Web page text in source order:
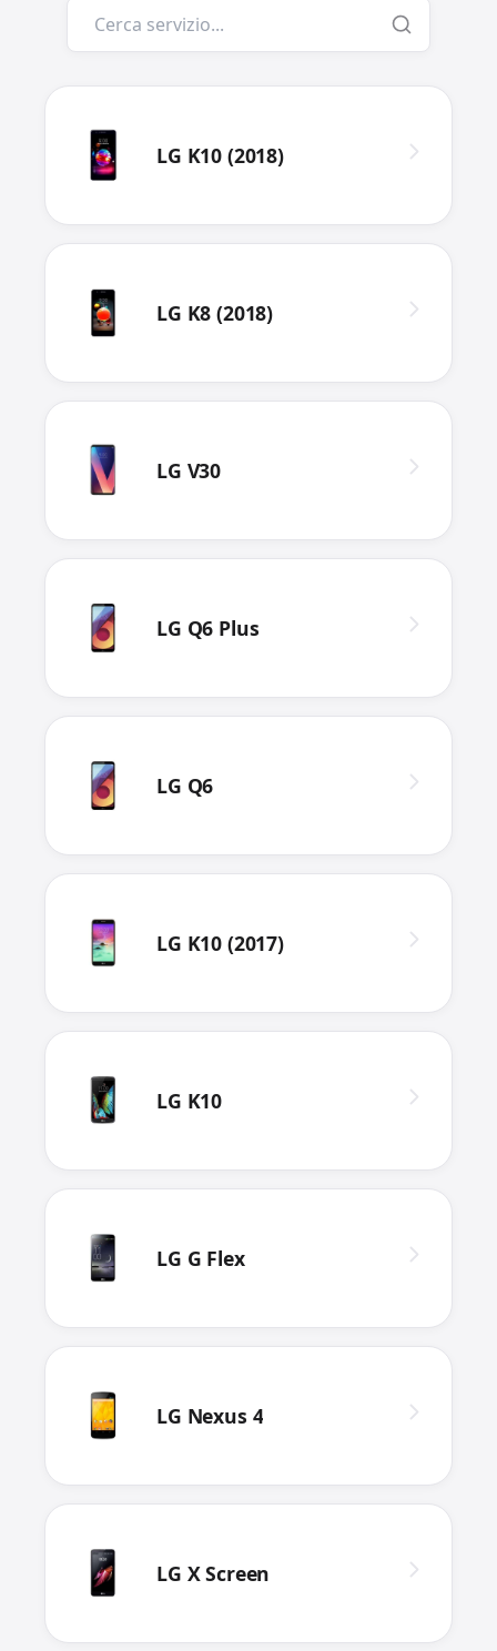
LG K10 (2018)
LG K8 (2018)
LG V30
LG Q6 Plus
LG Q6
LG K10 (2017)
LG K10
LG G Flex
LG Nexus 4
LG X Screen